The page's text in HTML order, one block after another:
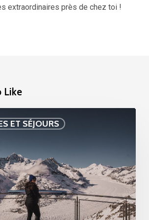
extraordinaires près de chez toi !
Like
ET SÉJOURS